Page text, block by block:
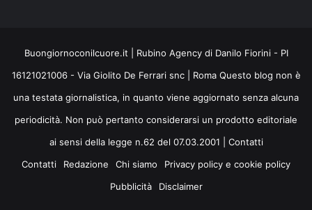
Buongiornoconilcuore.it | Rubino Agency di Danilo Fiorini - PI
16121021006 - Via Giolito De Ferrari snc | Roma Questo blog non è
una testata giornalistica, in quanto viene aggiornato senza alcuna
periodicità. Non può pertanto considerarsi un prodotto editoriale
ai sensi della legge n.62 del 07.03.2001 | Contatti
Contatti
Redazione Chi siamo
Privacy policy e cookie policy
Pubblicità
Disclaimer